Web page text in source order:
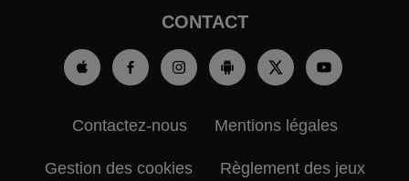
CONTACT
Contactez-nous Mentions légales
Gestion des cookies Règlement des jeux